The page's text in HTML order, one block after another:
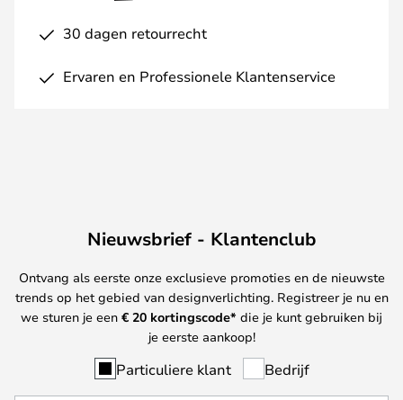
30 dagen retourrecht
Ervaren en Professionele Klantenservice
Nieuwsbrief - Klantenclub
Ontvang als eerste onze exclusieve promoties en de nieuwste
trends op het gebied van designverlichting. Registreer je nu en
we sturen je een € 20 kortingscode* die je kunt gebruiken bij
je eerste aankoop!
Particuliere klant Bedrijf